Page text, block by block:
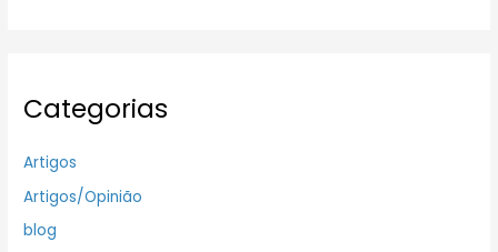
Categorias
Artigos
Artigos/Opinião
blog